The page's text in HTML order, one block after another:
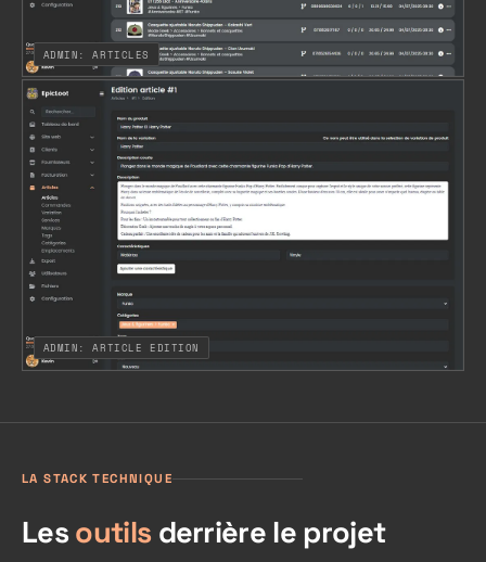
ADMIN: ARTICLES
ADMIN: ARTICLE EDITION
LA STACK TECHNIQUE
Les outils derrière le projet